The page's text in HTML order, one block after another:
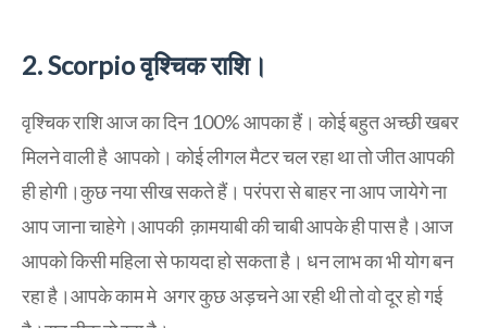
2. Scorpio वृश्चिक राशि।
वृश्चिक राशि आज का दिन 100% आपका हैं। कोई बहुत अच्छी खबर
मिलने वाली है आपको। कोई लीगल मैटर चल रहा था तो जीत आपकी
ही होगी।कुछ नया सीख सकते हैं। परंपरा से बाहर ना आप जायेगे ना
आप जाना चाहेगे।आपकी क़ामयाबी की चाबी आपके ही पास है।आज
आपको किसी महिला से फायदा हो सकता है। धन लाभ का भी योग बन
रहा है।आपके काम मे अगर कुछ अड़चने आ रही थी तो वो दूर हो गई